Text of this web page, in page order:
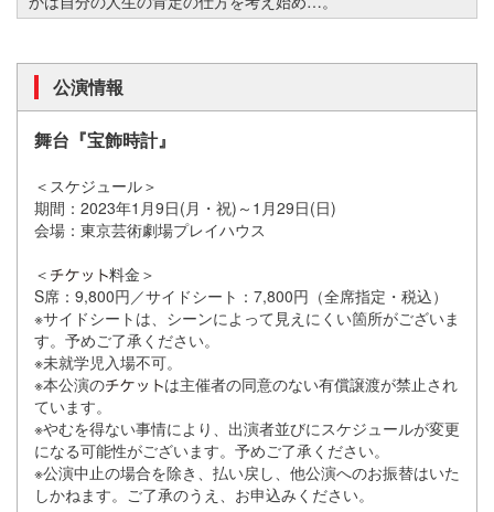
公演情報
舞台『宝飾時計』
＜スケジュール＞
期間：2023年1月9日(月・祝)～1月29日(日)
会場：東京芸術劇場プレイハウス
＜
料金＞
S席：9,800円／サイドシート：7,800円（全席指定・ 税込）
※サイドシートは、シーンによって見えにくい箇所がございま
す。 予めご了承ください。
※未就学児入場不可。
※本公演の
は主催者の同意のない有償譲渡が禁止され
ています。
※やむを得ない事情により、 出演者並びにスケジュールが変更
になる可能性がございます。 予めご了承ください。
※公演中止の場合を除き、払い戻し、 他公演へのお振替はいた
しかねます。ご了承のうえ、 お申込みください。